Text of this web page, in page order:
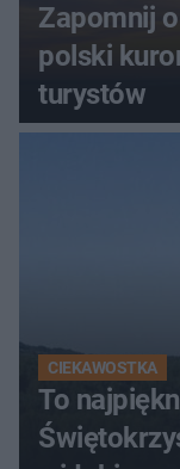
Zapomnij
polski
turystów
CIEKAWOSTKA
To